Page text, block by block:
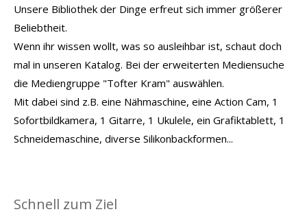
Unsere Bibliothek der Dinge erfreut sich immer größerer
Beliebtheit.
Wenn ihr wissen wollt, was so ausleihbar ist, schaut doch
mal in unseren Katalog. Bei der erweiterten Mediensuche
die Mediengruppe "Tofter Kram" auswählen.
Mit dabei sind z.B. eine Nähmaschine, eine Action Cam, 1
Sofortbildkamera, 1 Gitarre, 1 Ukulele, ein Grafiktablett, 1
Schneidemaschine, diverse Silikonbackformen...
Schnell zum Ziel